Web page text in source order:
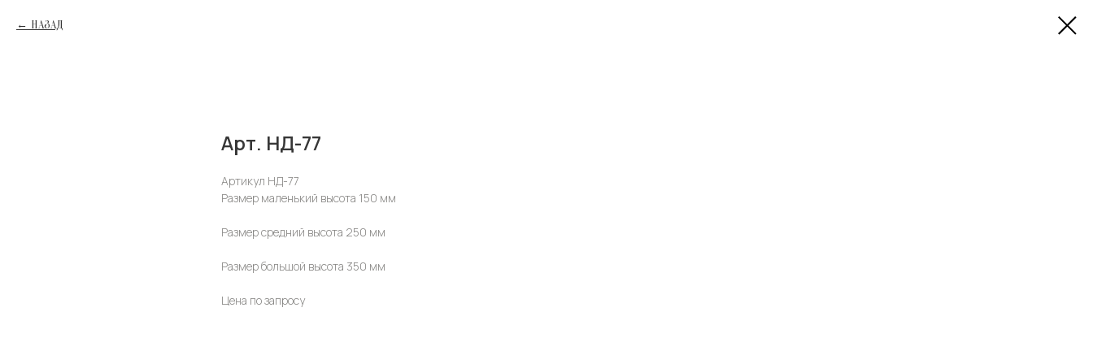
НАЗАД
Арт. НД-77
Артикул НД-77
Размер маленький высота 150 мм
Размер средний высота 250 мм
Размер большой высота 350 мм
Цена по запросу